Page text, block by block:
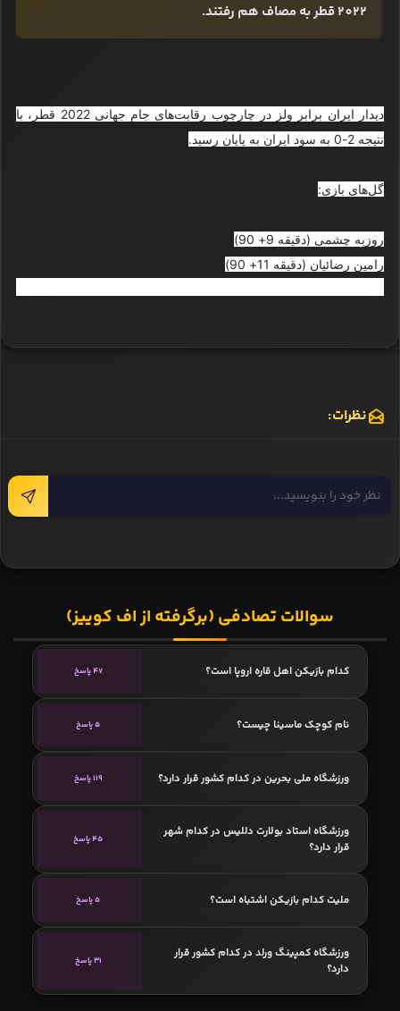
2022 قطر به مصاف هم رفتند.
دیدار ایران برابر ولز در چارچوب رقابت‌های جام جهانی 2022 قطر، با
نتیجه 2-0 به سود ایران به پایان رسید.
گل‌های بازی:
روزبه چشمی (دقیقه 9+ 90)
رامین رضائیان (دقیقه 11+ 90)
نظرات:
سوالات تصادفی (برگرفته از اف کوییز)
کدام بازیکن اهل قاره اروپا است؟ 47 پاسخ
نام کوچک ماسینا چیست؟ 5 پاسخ
ورزشگاه ملی بحرین در کدام کشور قرار دارد؟ 119 پاسخ
ورزشگاه استاد بولارت دللیس در کدام شهر
قرار دارد؟
45 پاسخ
ملیت کدام بازیکن اشتباه است؟ 5 پاسخ
ورزشگاه کمپینگ ورلد در کدام کشور قرار
دارد؟
31 پاسخ